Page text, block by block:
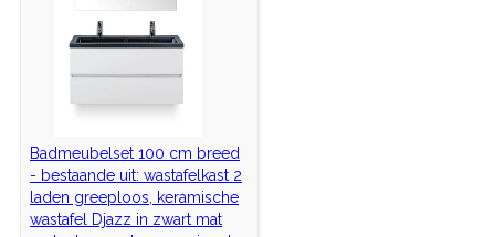
Badmeubelset 100 cm breed
- bestaande uit: wastafelkast 2
laden greeploos, keramische
wastafel Djazz in zwart mat